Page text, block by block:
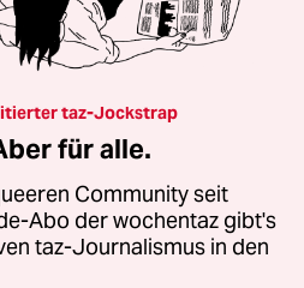
taz-Jockstrap
für alle.
Community seit
Abo der wochentaz gibt's
taz-Journalismus in den